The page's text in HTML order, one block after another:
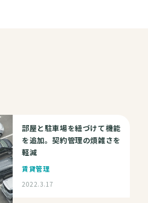
部屋と駐車場を紐づけて機能
を追加。契約管理の煩雑さを
軽減
賃貸管理
2022.3.17